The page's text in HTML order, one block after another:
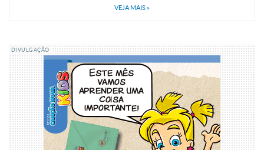
VEJA MAIS »
DIVULGAÇÃO